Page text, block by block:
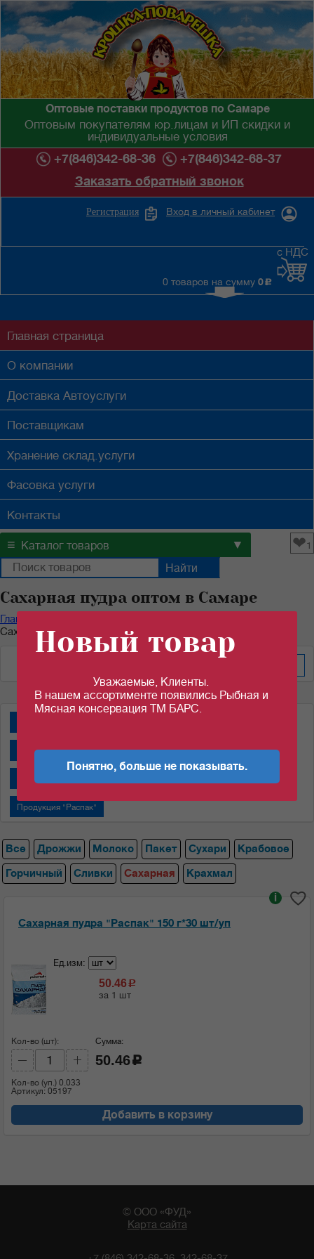
Оптовые поставки продуктов по Самаре
Оптовым покупателям юр.лицам и ИП скидки и
индивидуальные условия
+7(846)342-68-36
+7(846)342-68-37
Заказать обратный звонок
Вход в личный кабинет
Регистрация
0 товаров на сумму 0 c
с НДС
Главная страница
О компании
Доставка Автоуслуги
Поставщикам
Хранение склад.услуги
Фасовка услуги
Контакты
≡ Каталог товаров ▼ ❤1
Сахарная пудра оптом в Самаре
Главная
Сахарная пудра
Молоко сгущенное "Алексеевское"
Молоко сгущенное "Назаровский МКК"
Продукция "Распак"
Все Дрожжи Молоко Пакет Сухари
Крабовое
Горчичный
Сливки Сахарная Крахмал
Сахарная пудра "Распак" 150 г*30 шт/уп
i
Ед.изм:
50.46 c
за 1 шт
Кол-во (шт):
Кол-во (уп.) 0.033
Артикул: 05197
Сумма:
50.46 c
Добавить в корзину
© ООО «ФУД»
Карта сайта
Новый товар
Уважаемые, Клиенты.
В нашем ассортименте появились Рыбная и
Мясная консервация ТМ БАРС.
Понятно, больше не показывать.